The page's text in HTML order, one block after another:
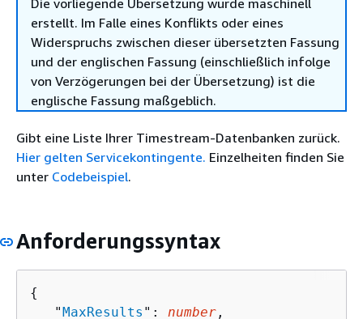
Die vorliegende Übersetzung wurde maschinell
erstellt. Im Falle eines Konflikts oder eines
Widerspruchs zwischen dieser übersetzten Fassung
und der englischen Fassung (einschließlich infolge
von Verzögerungen bei der Übersetzung) ist die
englische Fassung maßgeblich.
Gibt eine Liste Ihrer Timestream-Datenbanken zurück.
Hier gelten Servicekontingente. Einzelheiten finden Sie
unter Codebeispiel.
Anforderungssyntax
{
   "
MaxResults ": number ,